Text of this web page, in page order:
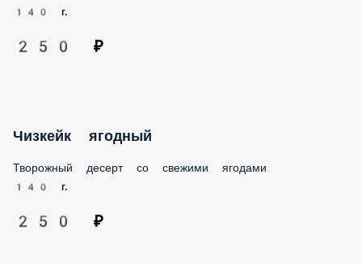
140 г.
250 ₽
Чизкейк ягодный
Творожный десерт со свежими ягодами
140 г.
250 ₽